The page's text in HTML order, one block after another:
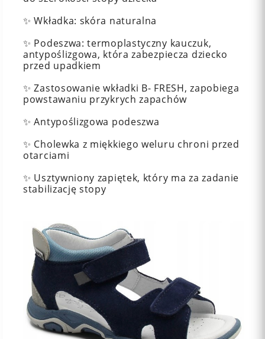
✨ Wkładka: skóra naturalna
✨ Podeszwa: termoplastyczny kauczuk,
antypoślizgowa, która zabezpiecza dziecko
przed upadkiem
✨ Zastosowanie wkładki B- FRESH, zapobiega
powstawaniu przykrych zapachów
✨ Antypoślizgowa podeszwa
✨ Cholewka z miękkiego weluru chroni przed
otarciami
✨ Usztywniony zapiętek, który ma za zadanie
stabilizację stopy